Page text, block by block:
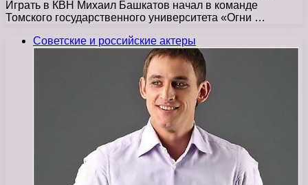
Играть в КВН Михаил Башкатов начал в команде
Томского государственного университета «Огни …
Советские и российские актеры